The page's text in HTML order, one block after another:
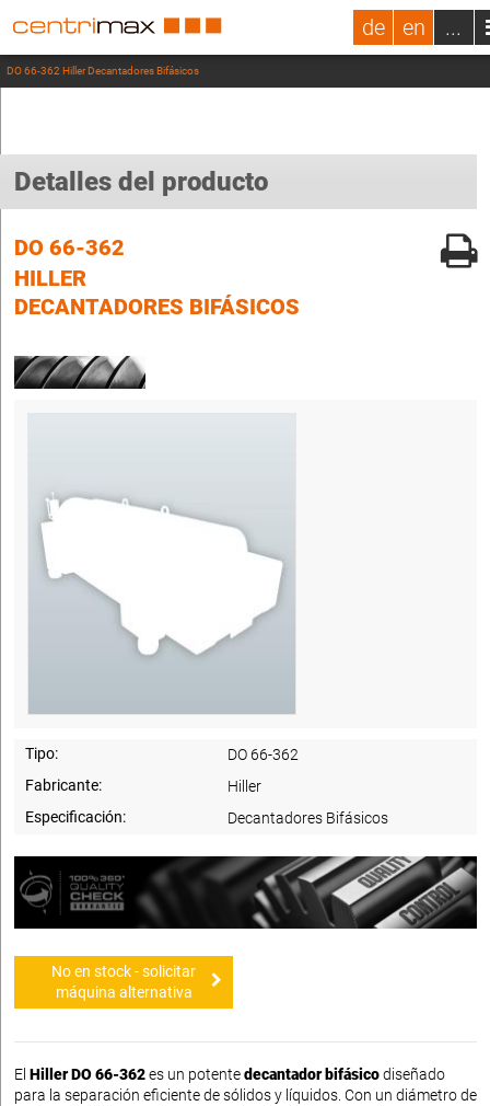
de en ...
DO 66-362 Hiller Decantadores Bifásicos
Detalles del producto
DO 66-362
HILLER
DECANTADORES BIFÁSICOS
Tipo:
DO 66-362
Fabricante:
Hiller
Especificación:
Decantadores Bifásicos
No en stock - solicitar
máquina alternativa
El Hiller DO 66-362es un potentedecantador bifásicodiseñado
para la separación eficiente de sólidos y líquidos. Con un diámetro de